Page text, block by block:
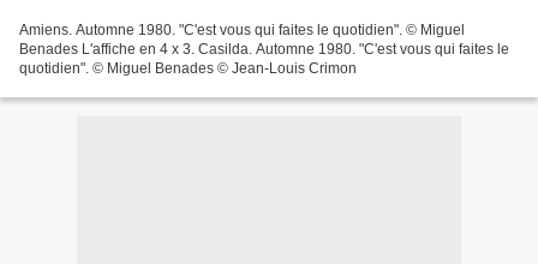
Amiens. Automne 1980. "C'est vous qui faites le quotidien". © Miguel
Benades L'affiche en 4 x 3. Casilda. Automne 1980. "C'est vous qui faites le
quotidien". © Miguel Benades © Jean-Louis Crimon